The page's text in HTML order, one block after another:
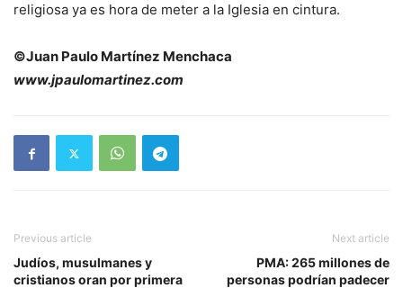
religiosa ya es hora de meter a la Iglesia en cintura.
©Juan Paulo Martínez Menchaca
www.jpaulomartinez.com
Previous article
Judíos, musulmanes y
cristianos oran por primera
Next article
PMA: 265 millones de
personas podrían padecer